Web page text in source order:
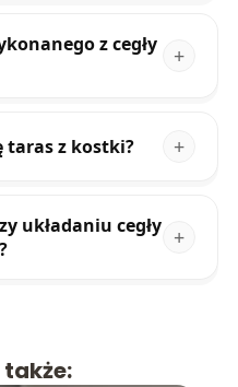
z cegły
taras z kostki?
układaniu cegły